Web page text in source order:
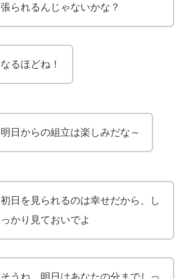
張られるんじゃないかな？
なるほどね！
明日からの組立は楽しみだな～
初日を見られるのは幸せだから、し
っかり見ておいでよ
そうね、明日はあなたの分までしっ